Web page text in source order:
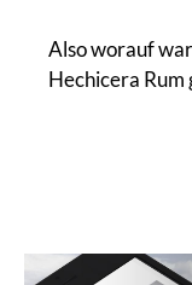
Also worauf
Hechicera Rum